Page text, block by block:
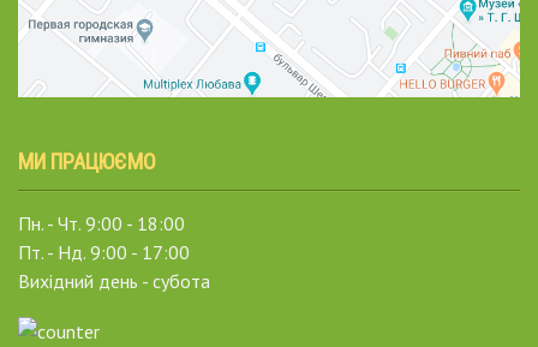
МИ ПРАЦЮЄМО
Пн. - Чт. 9:00 - 18:00
Пт. - Нд. 9:00 - 17:00
Вихідний день - субота